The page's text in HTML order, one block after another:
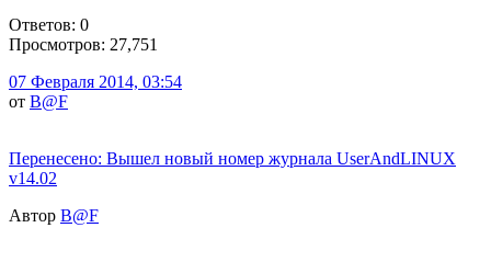
Ответов: 0
Просмотров: 27,751
07 Февраля 2014, 03:54
от B@F
Перенесено: Вышел новый номер журнала UserAndLINUX
v14.02
Автор B@F